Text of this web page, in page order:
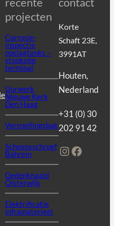
projecten
Corrosie-
inspectie
opslagtanks –
stookolie
terminal
Uurwerk
Nieuwe Kerk
Den Haag
Versnellingsbak
Scheepsschroef
Bahrein
Gedenknaald
Oisterwijk
Elektrificatie
inframaterieel
Korte
Schaft 23E,
3991AT
Houten,
Nederland
+31 (0) 30
202 91 42
Instagram